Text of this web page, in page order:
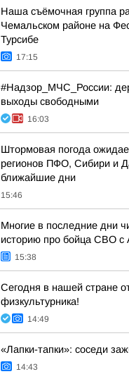
Наша съёмочная группа
Чемальском районе на
Турсибе
17:15
#Надзор_МЧС_России:
выходы свободными
16:03
Штормовая погода
регионов ПФО, Сибири и
ближайшие дни
15:46
Многие в последние дни
историю про бойца СВО с
15:38
Сегодня в нашей стране
физкультурника!
14:49
«Лапки-тапки»: соседи
14:43